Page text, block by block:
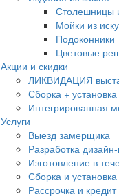
Столешницы
Мойки из
Подоконники
Цветовые
Акции и скидки
ЛИКВИДАЦИЯ
Сборка +
Интегрированная
Услуги
Выезд замерщика
Разработка
Изготовление в
Сборка и
Рассрочка и кредит